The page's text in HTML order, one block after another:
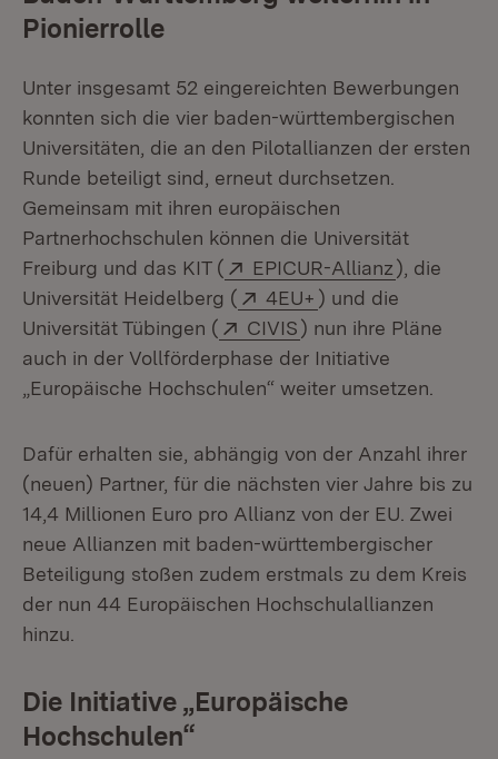
Pionierrolle
Unter insgesamt 52 eingereichten Bewerbungen
konnten sich die vier baden-württembergischen
Universitäten, die an den Pilotallianzen der ersten
Runde beteiligt sind, erneut durchsetzen.
Gemeinsam mit ihren europäischen
Partnerhochschulen können die Universität
Freiburg und das KIT (
Extern:
EPICUR-Allianz(Öffnet in
), die
Universität Heidelberg (
Extern:
4EU+ (Öffnet in neuem
) und die
Universität Tübingen (
Extern:
CIVIS(Öffnet in neuem
) nun ihre Pläne
auch in der Vollförderphase der Initiative
„Europäische Hochschulen“ weiter umsetzen.
Dafür erhalten sie, abhängig von der Anzahl ihrer
(neuen) Partner, für die nächsten vier Jahre bis zu
14,4 Millionen Euro pro Allianz von der EU. Zwei
neue Allianzen mit baden-württembergischer
Beteiligung stoßen zudem erstmals zu dem Kreis
der nun 44 Europäischen Hochschulallianzen
hinzu.
Die Initiative „Europäische
Hochschulen“